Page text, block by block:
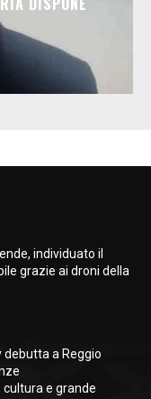
individuato il
grazie ai droni della
debutta a Reggio
e grande